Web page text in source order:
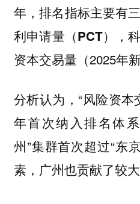
年，排名指标主要有
利申请量（PCT），
资本交易量 （2025年
分析认为，“风险资本
年首次纳入排名体
州”集群首次超过“东
素， 广州也贡献了较大